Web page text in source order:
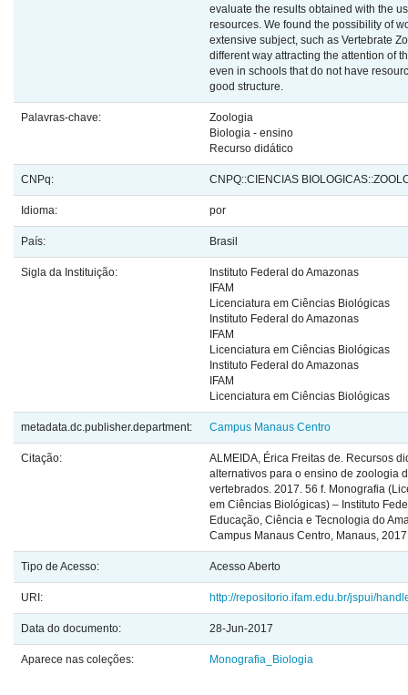
evaluate the results obtained with the
resources. We found the possibility of
extensive subject, such as Vertebrate
different way attracting the attention of
even in schools that do not have
good structure.
Palavras-chave:
Zoologia
Biologia - ensino
Recurso didático
CNPq: CNPQ::CIENCIAS
Idioma: por
País: Brasil
Sigla da Instituição:
Instituto Federal do Amazonas
IFAM
Licenciatura em Ciências Biológicas
Instituto Federal do Amazonas
IFAM
Licenciatura em Ciências Biológicas
Instituto Federal do Amazonas
IFAM
Licenciatura em Ciências Biológicas
metadata.dc.publisher.department: Campus Manaus Centro
Citação:
ALMEIDA, Érica Freitas de. Recursos
alternativos para o ensino de zoologia
vertebrados. 2017. 56 f. Monografia
em Ciências Biológicas) – Instituto
Educação, Ciência e Tecnologia do
Campus Manaus Centro, Manaus,
Tipo de Acesso: Acesso Aberto
URI: http://repositorio.ifam.edu.br/jspui/
Data do documento: 28-Jun-2017
Aparece nas coleções: Monografia_Biologia